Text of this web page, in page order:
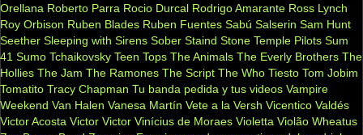
Orellana Roberto Parra Rocio Durcal Rodrigo Amarante Ross Lynch
Roy Orbison Ruben Blades Ruben Fuentes Sabú Salserin Sam Hunt
Seether Sleeping with Sirens Sober Staind Stone Temple Pilots Sum
41 Sumo Tchaikovsky Teen Tops The Animals The Everly Brothers The
Hollies The Jam The Ramones The Script The Who Tiesto Tom Jobim
Tomatito Tracy Chapman Tu banda pedida y tus videos Vampire
Weekend Van Halen Vanesa Martín Vete a la Versh Vicentico Valdés
Victor Acosta Victor Victor Vinícius de Moraes Violetta Violão Wheatus